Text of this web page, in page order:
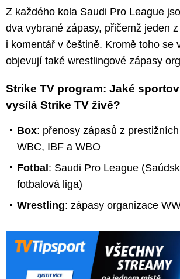
Z každého kola Saudi Pro League
dva vybrané zápasy, přičemž jeden
i komentář v češtině. Kromě toho se
objevují také wrestlingové zápasy
Strike TV program: Jaké
vysílá Strike TV živě?
Box: přenosy zápasů z
WBC, IBF a WBO
Fotbal : Saudi Pro League
fotbalová liga)
Wrestling: zápasy organizace